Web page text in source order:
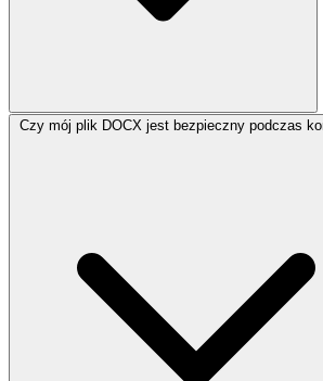
Czy mój plik DOCX jest bezpieczny podczas